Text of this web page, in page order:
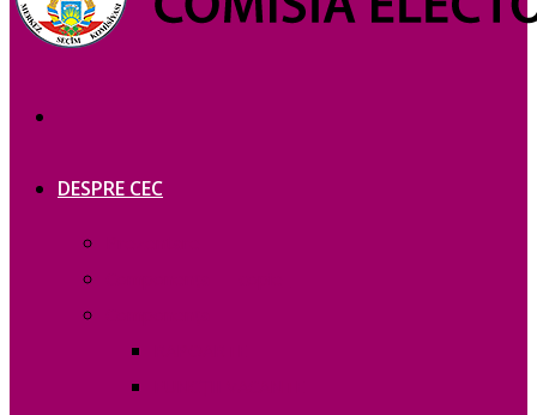
DESPRE CEC